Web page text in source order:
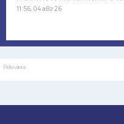
11:56, 04 авг 26
Реклама